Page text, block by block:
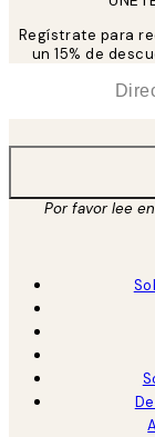
Regístrate para
un 15% de
Por favor lee